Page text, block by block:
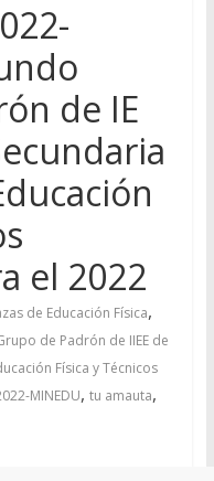
de IE
el 2022
de Educación Física,
de Padrón de IIEE de
Física y Técnicos
MINEDU, tu amauta,